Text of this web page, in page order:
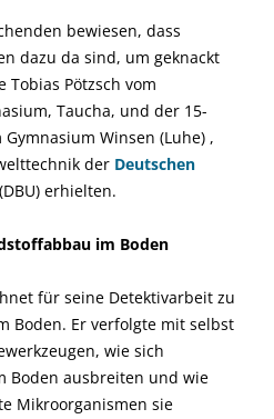
bewiesen, dass
dazu da sind, um geknackt
Tobias Pötzsch vom
Taucha, und der 15-
Winsen (Luhe) ,
der Deutschen
(DBU) erhielten.
im Boden
für seine Detektivarbeit zu
Boden. Er verfolgte mit selbst
wie sich
Boden ausbreiten und wie
Mikroorganismen sie